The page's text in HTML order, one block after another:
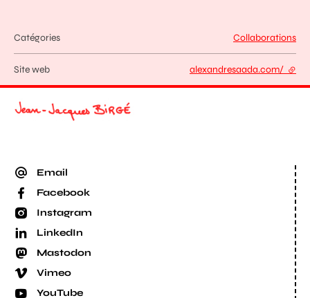
Catégories Collaborations
Site web alexandresaada.com/ -
Email
Facebook
Instagram
LinkedIn
Mastodon
Vimeo
YouTube